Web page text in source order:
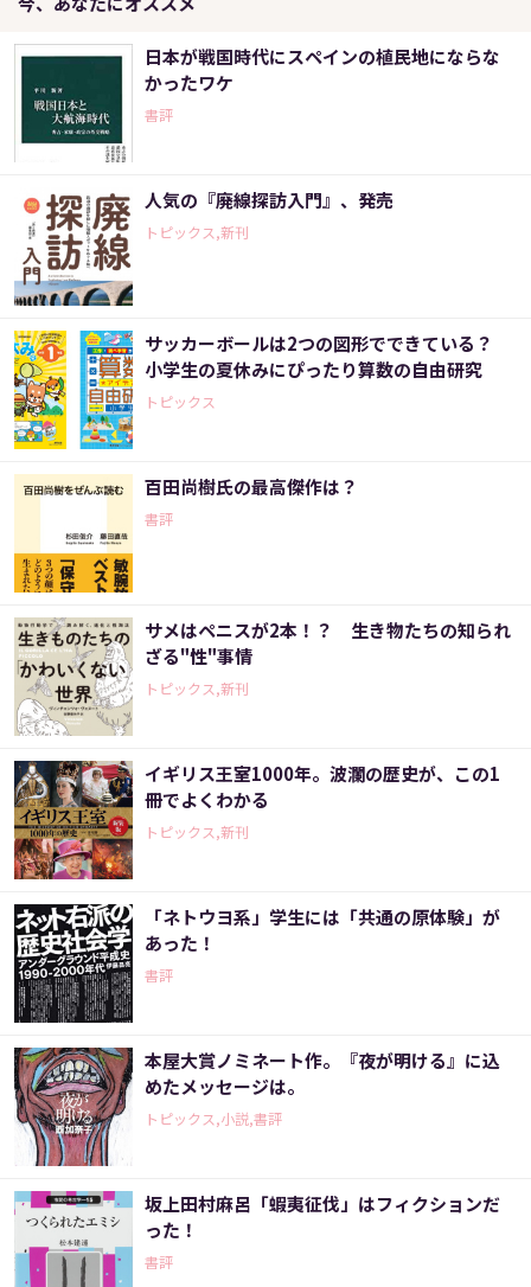
日本が戦国時代にスペインの植民地にならな
かったワケ
書評
人気の『廃線探訪入門』、発売
トピックス,新刊
サッカーボールは2つの図形でできている？
小学生の夏休みにぴったり算数の自由研究
トピックス
百田尚樹氏の最高傑作は？
書評
サメはペニスが2本！？ 生き物たちの知られ
ざる"性"事情
トピックス,新刊
イギリス王室1000年。波瀾の歴史が、この1
冊でよくわかる
トピックス,新刊
「ネトウヨ系」学生には「共通の原体験」が
あった！
書評
本屋大賞ノミネート作。『夜が明ける』に込
めたメッセージは。
トピックス,小説,書評
坂上田村麻呂「蝦夷征伐」はフィクションだ
った！
書評